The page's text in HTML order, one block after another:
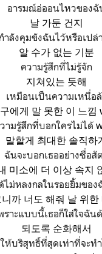
อารมณ์อ่ออนไหวของฉั
날 가둔 건지
ำลังคุมขังฉันไว้หรือเปล่
알 수가 없는 기분
ความรู้สึกที่ไม่รู้จัก
지쳐있는 듯해
เหมือนเป็นความเหนื่อ
에게 말 못한 이 느낌
ามรู้สึกที่บอกใครไม่ได้
말할게 최대한 솔직하
ฉันจะบอกเธออย่างซื่อสั
미소에 더 이상 속지
ไม่หลงกลในรอยยิ้มขอ
니까 너도 해줘 날 위한
ราะแบบนี้เธอก็ใส่ใจฉัน
되도록 순화해서
ให้บริสุทธิ์ที่สุดเท่าที่จะท